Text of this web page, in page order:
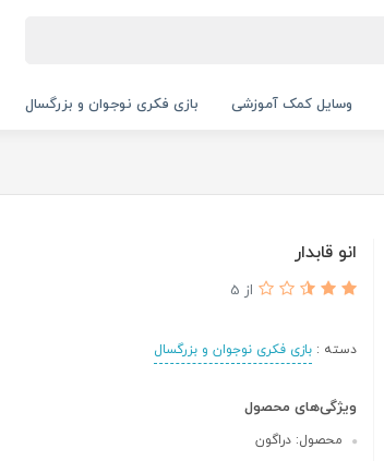
وسایل کمک آموزشی بازی فکری نوجوان و بزرگسال
انو قابدار
از 5
دسته :بازی فکری نوجوان و بزرگسال
ویژگی‌های محصول
محصول: دراگون